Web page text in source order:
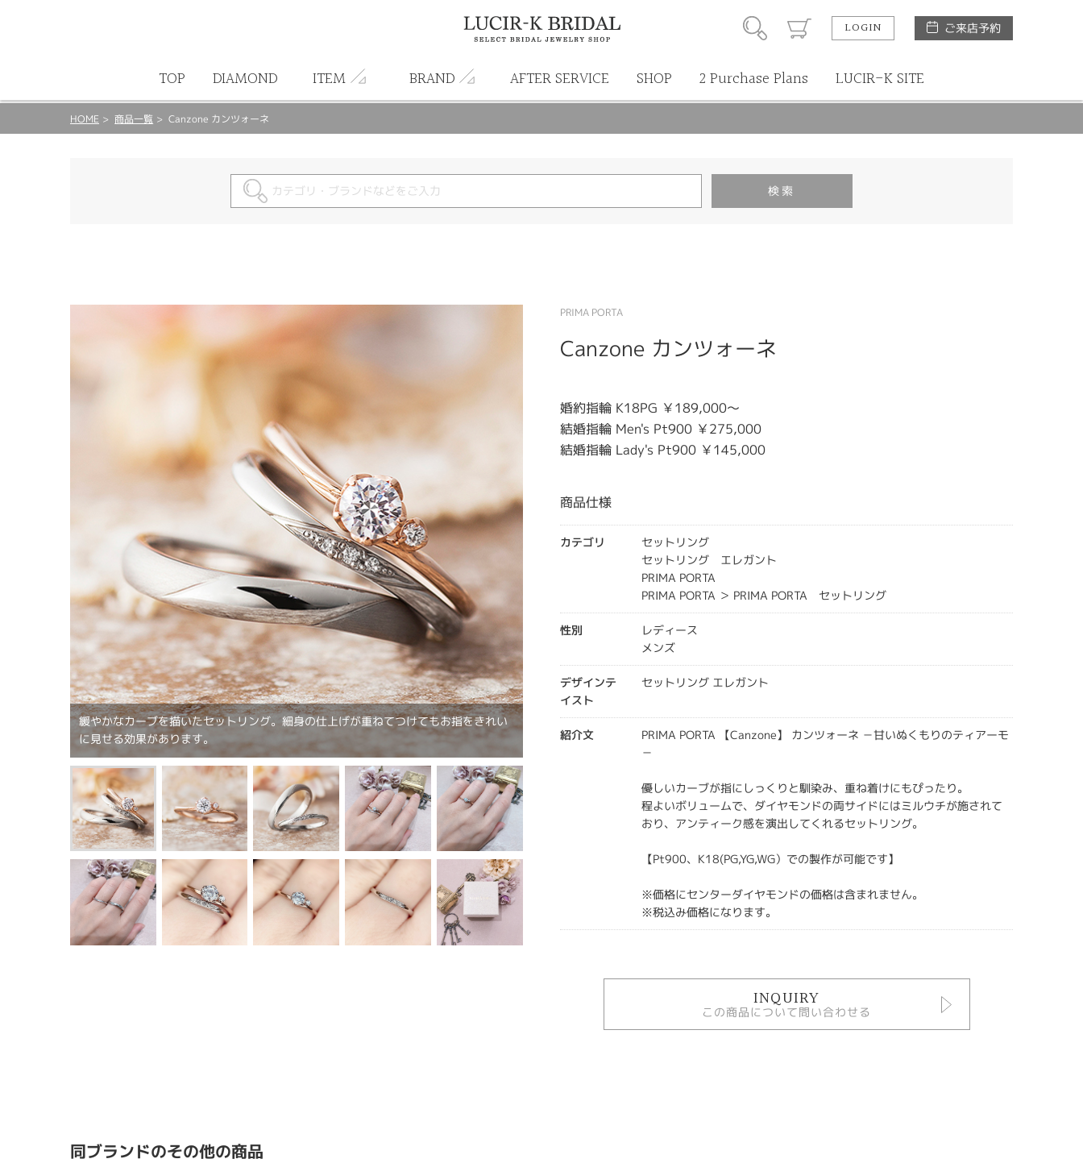
LOGIN ご来店予約
TOP DIAMOND ITEM BRAND AFTER SERVICE SHOP 2 Purchase Plans LUCIR-K SITE
HOME 商品一覧 Canzone カンツォーネ
緩やかなカーブを描いたセットリング。細身の仕上げが重ねてつけてもお指をきれい
に見せる効果があります。
PRIMA PORTA
Canzone カンツォーネ
婚約指輪 K18PG ￥189,000～
結婚指輪 Men's Pt900 ￥275,000
結婚指輪 Lady's Pt900 ￥145,000
商品仕様
カテゴリ
セットリング
セットリング エレガント
PRIMA PORTA
PRIMA PORTA ＞ PRIMA PORTA セットリング
性別
レディース
メンズ
デザインテ
イスト
セットリング エレガント
紹介文
PRIMA PORTA 【Canzone】 カンツォーネ －甘いぬくもりのティアーモ
－
優しいカーブが指にしっくりと馴染み、重ね着けにもぴったり。
程よいボリュームで、ダイヤモンドの両サイドにはミルウチが施されて
おり、アンティーク感を演出してくれるセットリング。
【Pt900、K18(PG,YG,WG）での製作が可能です】
※価格にセンターダイヤモンドの価格は含まれません。
※税込み価格になります。
INQUIRY
この商品について問い合わせる
同ブランドのその他の商品